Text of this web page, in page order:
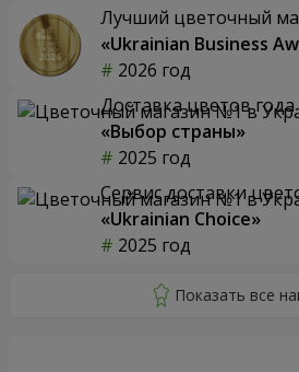
Лучший цветочный
«Ukrainian Business
2026 год
Доставка цветов
«Выбор страны»
2025 год
Сервис доставки
«Ukrainian Choice»
2025 год